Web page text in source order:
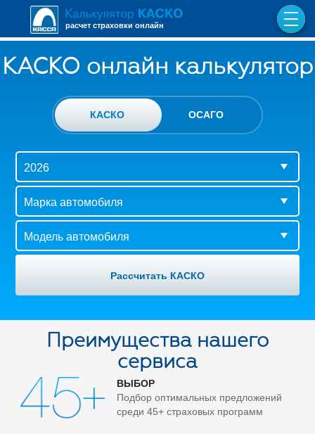
расчет страховки онлайн
КАСКО онлайн калькулятор
КАСКО ОСАГО
Преимущества нашего
сервиса
ВЫБОР
Подбор оптимальных предложений
среди 45+ страховых программ